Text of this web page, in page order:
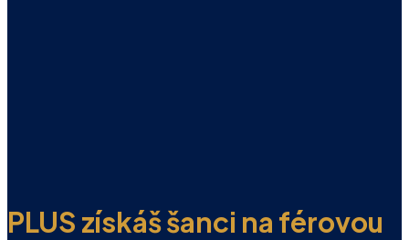
PLUS získáš šanci na férovou